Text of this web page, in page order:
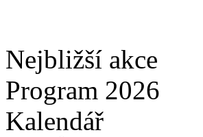
Nejbližší akce
Program 2026
Kalendář